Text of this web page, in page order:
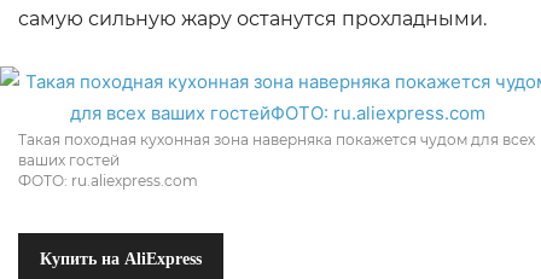
самую сильную жару останутся прохладными.
Такая походная кухонная зона наверняка покажется чудом для всех
ваших гостей
ФОТО: ru.aliexpress.com
Купить на AliExpress